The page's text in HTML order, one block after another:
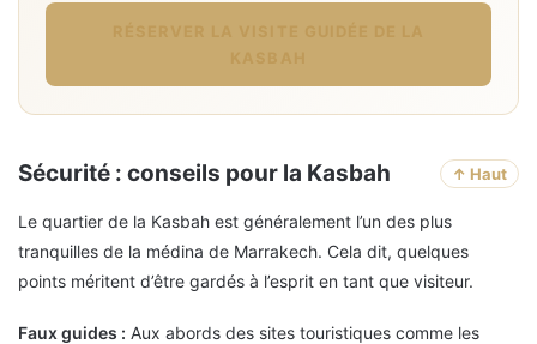
Sécurité : conseils pour la Kasbah ↑ Haut
Le quartier de la Kasbah est généralement l’un des plus
tranquilles de la médina de Marrakech. Cela dit, quelques
points méritent d’être gardés à l’esprit en tant que visiteur.
Faux guides : Aux abords des sites touristiques comme les